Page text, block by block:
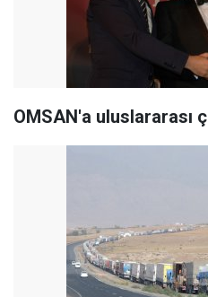
OMSAN'a uluslararası